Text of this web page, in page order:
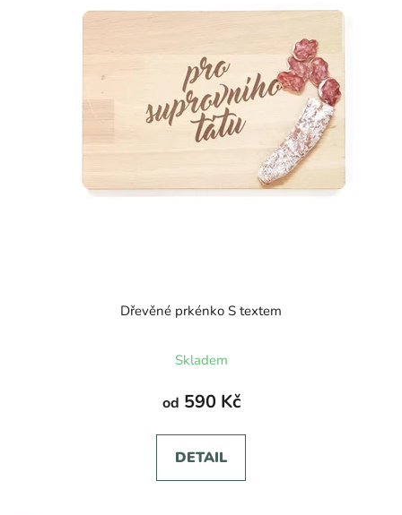
Dřevěné prkénko S textem
Skladem
od 590 Kč
DETAIL